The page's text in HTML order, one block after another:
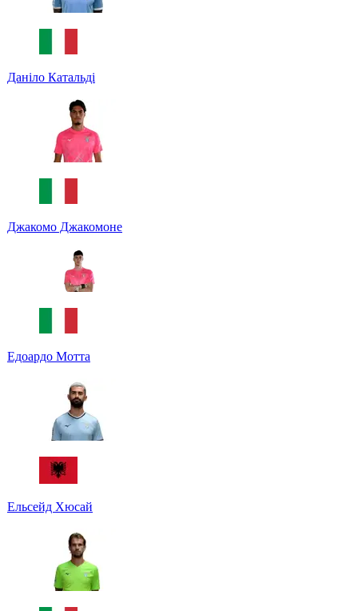
Даніло Катальді
Джакомо Джакомоне
Едоардо Мотта
Ельсейд Хюсай